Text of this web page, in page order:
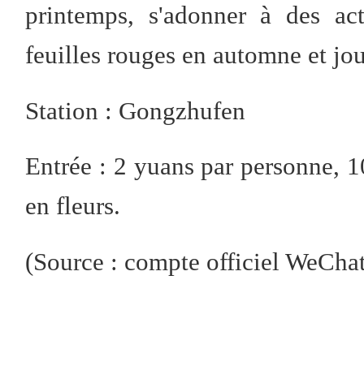
printemps, s'adonner à des
feuilles rouges en automne et
Station : Gongzhufen
Entrée : 2 yuans par personne,
en fleurs.
(Source : compte officiel